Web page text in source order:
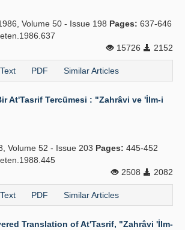
Volume 50 - Issue 198 Pages: 637-646
15726
2152
PDF Similar Articles
At'Tasrif Tercümesi : "Zahrâvi ve 'İlm-i
Volume 52 - Issue 203 Pages: 445-452
2508
2082
PDF Similar Articles
Translation of At'Tasrif, "Zahrâvi 'İlm-